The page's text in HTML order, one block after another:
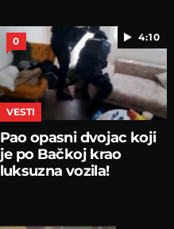
4:10
0
VESTI
Pao opasni dvojac koji
je po Bačkoj krao
luksuzna vozila!